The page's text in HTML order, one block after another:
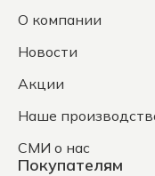
О компании
Новости
Акции
Наше
СМИ о нас
Покупателям